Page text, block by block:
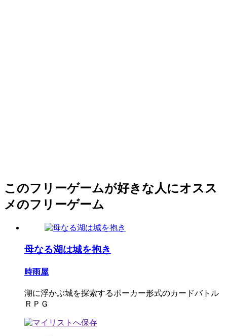
このフリーゲームが好きな人にオスス
メのフリーゲーム
母なる湖は城を抱き
時雨屋
湖に浮かぶ城を探索するポーカー形式のカードバトル
ＲＰＧ